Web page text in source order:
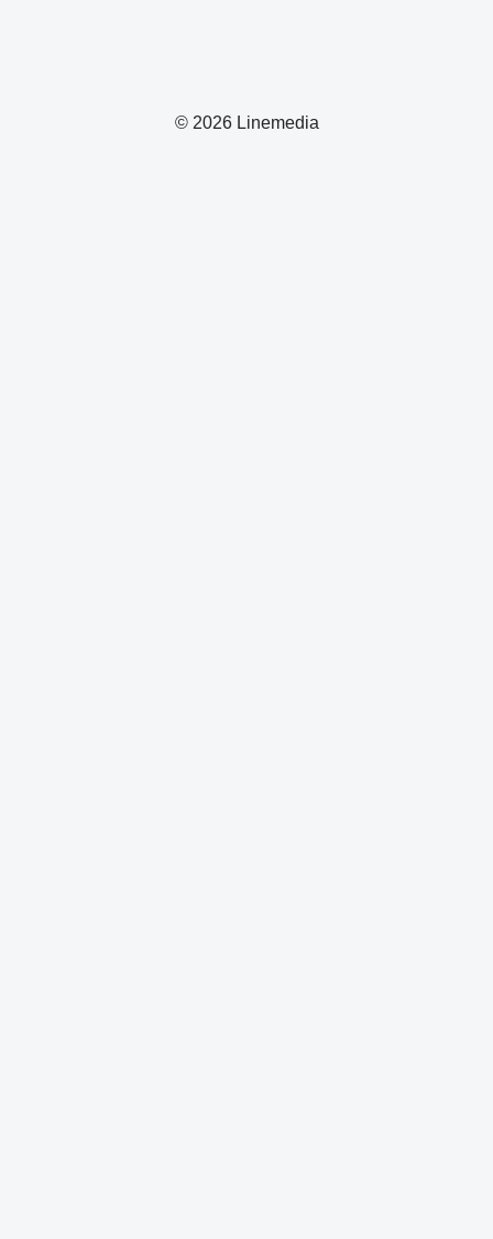
© 2026 Linemedia